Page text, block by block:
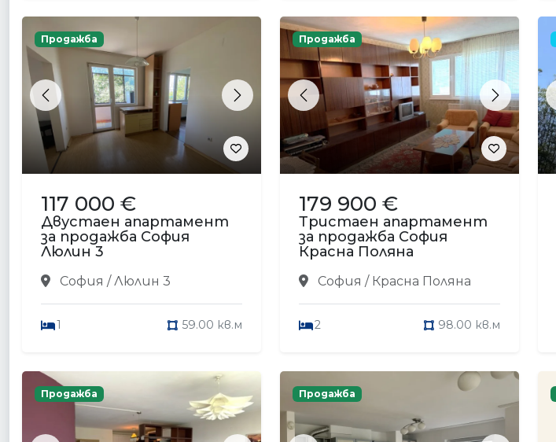
Previous Next
Продажба
117 000 €
Двустаен апартамент
за продажба София
Люлин 3
София / Люлин 3
1 59.00 кв.м
Previous Next
Продажба
179 900 €
Тристаен апартамент
за продажба София
Красна Поляна
София / Красна Поляна
2 98.00 кв.м
Продажба Продажба